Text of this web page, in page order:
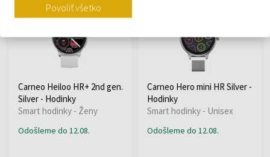
Doprava zadarmo
Carneo Heiloo HR+ 2nd gen.
Silver - Hodinky
Smart hodinky - Ženy
Odošleme do 12.08.
Carneo Hero mini HR Silver -
Hodinky
Smart hodinky - Unisex
Odošleme do 12.08.
Povoliť všetko